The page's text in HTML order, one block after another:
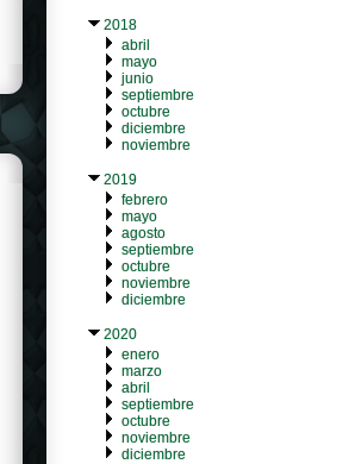
2018
abril
mayo
junio
septiembre
octubre
diciembre
noviembre
2019
febrero
mayo
agosto
septiembre
octubre
noviembre
diciembre
2020
enero
marzo
abril
septiembre
octubre
noviembre
diciembre